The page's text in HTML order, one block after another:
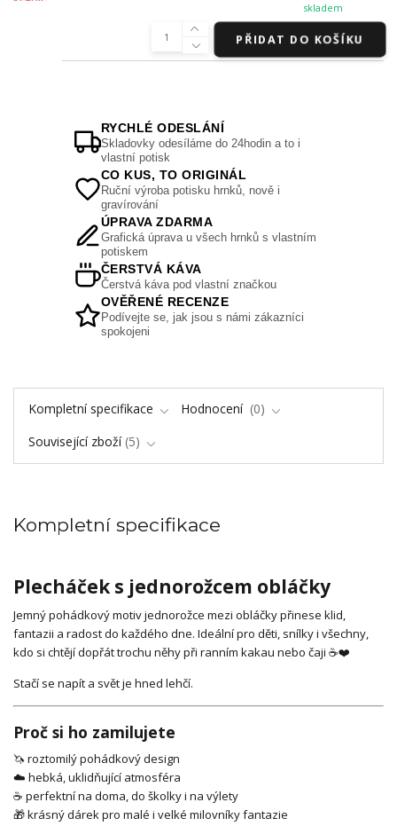
skladem
PŘIDAT DO KOŠÍKU
RYCHLÉ ODESLÁNÍ
Skladovky odesíláme do 24hodin a to i
vlastní potisk
CO KUS, TO ORIGINÁL
Ruční výroba potisku hrnků, nově i
gravírování
ÚPRAVA ZDARMA
Grafická úprava u všech hrnků s vlastním
potiskem
ČERSTVÁ KÁVA
Čerstvá káva pod vlastní značkou
OVĚŘENÉ RECENZE
Podívejte se, jak jsou s námi zákazníci
spokojeni
Kompletní specifikace Hodnocení
0
Související zboží 5
Kompletní specifikace
Plecháček s jednorožcem obláčky
Jemný pohádkový motiv jednorožce mezi obláčky přinese klid,
fantazii a radost do každého dne. Ideální pro děti, snílky i všechny,
kdo si chtějí dopřát trochu něhy při ranním kakau nebo čaji ☕❤️
Stačí se napít a svět je hned lehčí.
Proč si ho zamilujete
🦄 roztomilý pohádkový design
☁️ hebká, uklidňující atmosféra
☕ perfektní na doma, do školky i na výlety
🎁 krásný dárek pro malé i velké milovníky fantazie